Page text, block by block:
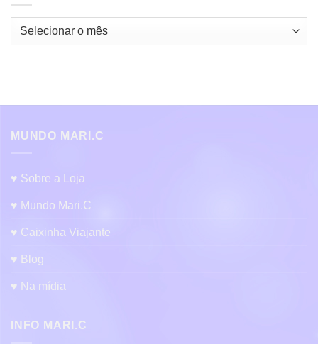
Arquivos:
MUNDO MARI.C
♥ Sobre a Loja
♥ Mundo Mari.C
♥ Caixinha Viajante
♥ Blog
♥ Na mídia
INFO MARI.C